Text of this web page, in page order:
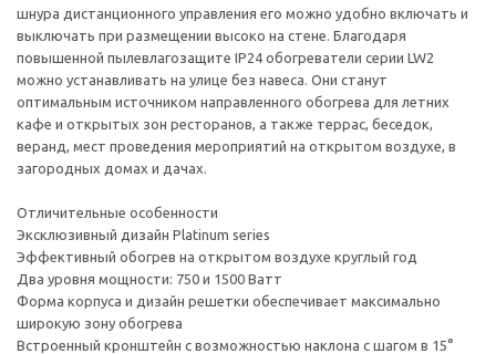
шнура дистанционного управления его можно удобно включать и
выключать при размещении высоко на стене. Благодаря
повышенной пылевлагозащите IP24 обогреватели серии LW2
можно устанавливать на улице без навеса. Они станут
оптимальным источником направленного обогрева для летних
кафе и открытых зон ресторанов, а также террас, беседок,
веранд, мест проведения мероприятий на открытом воздухе, в
загородных домах и дачах.
Отличительные особенности
Эксклюзивный дизайн Platinum series
Эффективный обогрев на открытом воздухе круглый год
Два уровня мощности: 750 и 1500 Ватт
Форма корпуса и дизайн решетки обеспечивает максимально
широкую зону обогрева
Встроенный кронштейн с возможностью наклона с шагом в 15°